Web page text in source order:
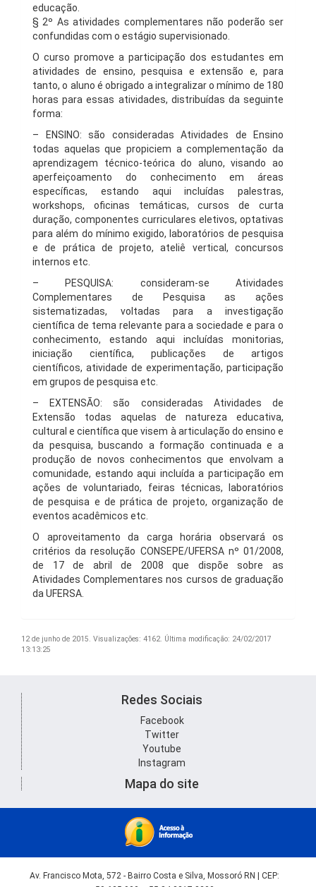
educação.
§ 2º As atividades complementares não poderão ser
confundidas com o estágio supervisionado.
O curso promove a participação dos estudantes em
atividades de ensino, pesquisa e extensão e, para
tanto, o aluno é obrigado a integralizar o mínimo de 180
horas para essas atividades, distribuídas da seguinte
forma:
– ENSINO: são consideradas Atividades de Ensino
todas aquelas que propiciem a complementação da
aprendizagem técnico-teórica do aluno, visando ao
aperfeiçoamento do conhecimento em áreas
específicas, estando aqui incluídas palestras,
workshops, oficinas temáticas, cursos de curta
duração, componentes curriculares eletivos, optativas
para além do mínimo exigido, laboratórios de pesquisa
e de prática de projeto, ateliê vertical, concursos
internos etc.
– PESQUISA: consideram-se Atividades
Complementares de Pesquisa as ações
sistematizadas, voltadas para a investigação
científica de tema relevante para a sociedade e para o
conhecimento, estando aqui incluídas monitorias,
iniciação científica, publicações de artigos
científicos, atividade de experimentação, participação
em grupos de pesquisa etc.
– EXTENSÃO: são consideradas Atividades de
Extensão todas aquelas de natureza educativa,
cultural e científica que visem à articulação do ensino e
da pesquisa, buscando a formação continuada e a
produção de novos conhecimentos que envolvam a
comunidade, estando aqui incluída a participação em
ações de voluntariado, feiras técnicas, laboratórios
de pesquisa e de prática de projeto, organização de
eventos acadêmicos etc.
O aproveitamento da carga horária observará os
critérios da resolução CONSEPE/UFERSA nº 01/2008,
de 17 de abril de 2008 que dispõe sobre as
Atividades Complementares nos cursos de graduação
da UFERSA.
12 de junho de 2015. Visualizações: 4162. Última modificação: 24/02/2017
13:13:25
Redes Sociais
Facebook
Twitter
Youtube
Instagram
Mapa do site
Av. Francisco Mota, 572 - Bairro Costa e Silva, Mossoró RN | CEP: